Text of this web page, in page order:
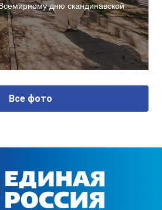
дню скандинавской
Все фото